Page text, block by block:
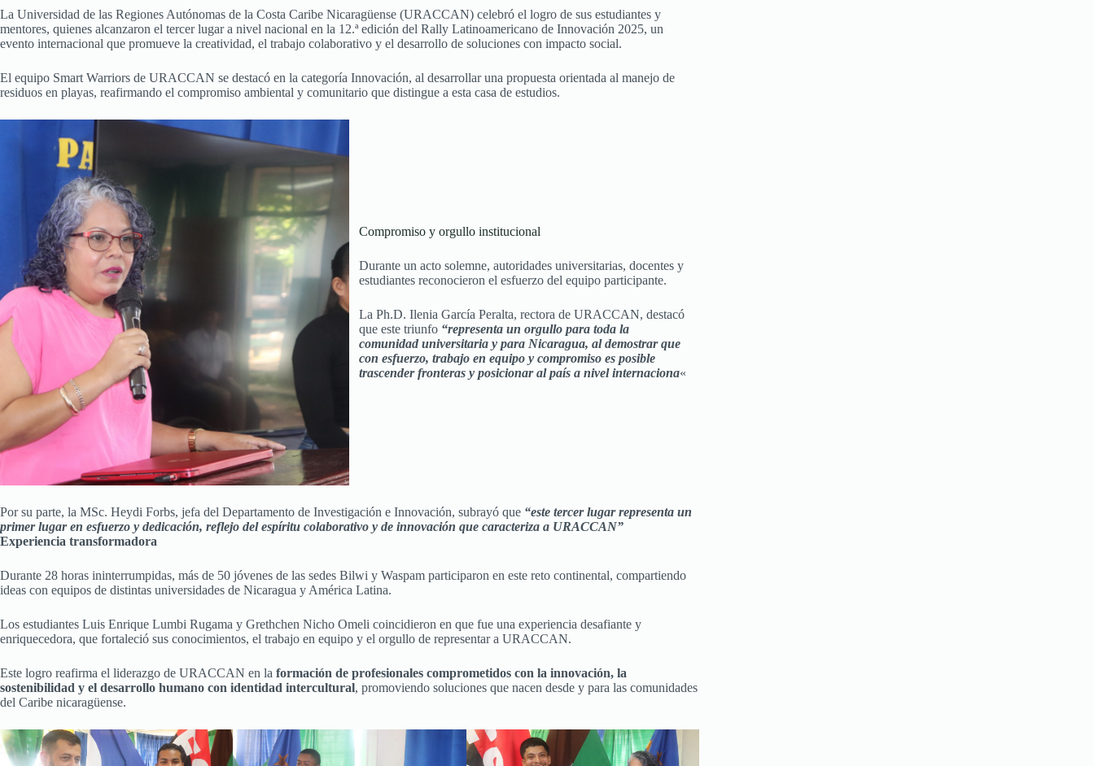
La Universidad de las Regiones Autónomas de la Costa Caribe Nicaragüense (URACCAN) celebró el logro de sus estudiantes y
mentores, quienes alcanzaron el tercer lugar a nivel nacional en la 12.ª edición del Rally Latinoamericano de Innovación 2025, un
evento internacional que promueve la creatividad, el trabajo colaborativo y el desarrollo de soluciones con impacto social.
El equipo Smart Warriors de URACCAN se destacó en la categoría Innovación, al desarrollar una propuesta orientada al manejo de
residuos en playas, reafirmando el compromiso ambiental y comunitario que distingue a esta casa de estudios.
Compromiso y orgullo institucional
Durante un acto solemne, autoridades universitarias, docentes y
estudiantes reconocieron el esfuerzo del equipo participante.
La Ph.D. Ilenia García Peralta, rectora de URACCAN, destacó
que este triunfo “representa un orgullo para toda la
comunidad universitaria y para Nicaragua, al demostrar que
con esfuerzo, trabajo en equipo y compromiso es posible
trascender fronteras y posicionar al país a nivel internaciona«
Por su parte, la MSc. Heydi Forbs, jefa del Departamento de Investigación e Innovación, subrayó que “este tercer lugar representa un
primer lugar en esfuerzo y dedicación, reflejo del espíritu colaborativo y de innovación que caracteriza a URACCAN”
Experiencia transformadora
Durante 28 horas ininterrumpidas, más de 50 jóvenes de las sedes Bilwi y Waspam participaron en este reto continental, compartiendo
ideas con equipos de distintas universidades de Nicaragua y América Latina.
Los estudiantes Luis Enrique Lumbi Rugama y Grethchen Nicho Omeli coincidieron en que fue una experiencia desafiante y
enriquecedora, que fortaleció sus conocimientos, el trabajo en equipo y el orgullo de representar a URACCAN.
Este logro reafirma el liderazgo de URACCAN en la formación de profesionales comprometidos con la innovación, la
sostenibilidad y el desarrollo humano con identidad intercultural, promoviendo soluciones que nacen desde y para las comunidades
del Caribe nicaragüense.